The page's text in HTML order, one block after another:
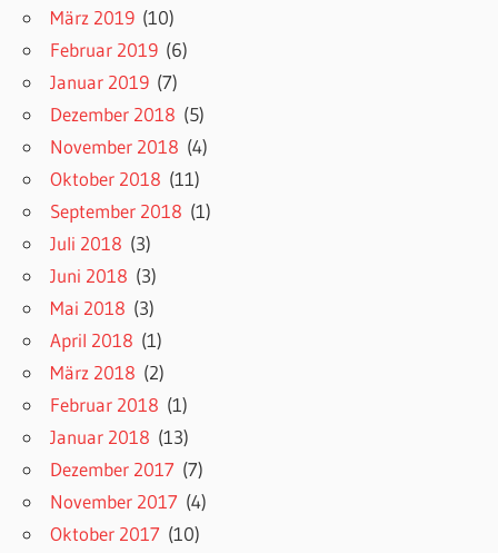
März 2019 (10)
Februar 2019 (6)
Januar 2019 (7)
Dezember 2018 (5)
November 2018 (4)
Oktober 2018 (11)
September 2018 (1)
Juli 2018 (3)
Juni 2018 (3)
Mai 2018 (3)
April 2018 (1)
März 2018 (2)
Februar 2018 (1)
Januar 2018 (13)
Dezember 2017 (7)
November 2017 (4)
Oktober 2017 (10)